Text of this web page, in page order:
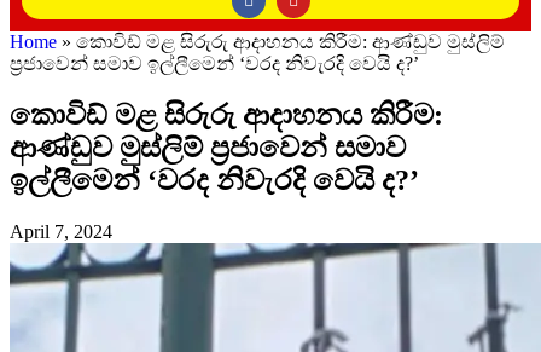
Home » කොවිඩ් මළ සිරුරු ආදාහනය කිරීම: ආණ්ඩුව මුස්ලිම්
ප්‍රජාවෙන් සමාව ඉල්ලීමෙන් ‘වරද නිවැරදි වෙයි ද?’
කොවිඩ් මළ සිරුරු ආදාහනය කිරීම:
ආණ්ඩුව මුස්ලිම් ප්‍රජාවෙන් සමාව
ඉල්ලීමෙන් ‘වරද නිවැරදි වෙයි ද?’
April 7, 2024